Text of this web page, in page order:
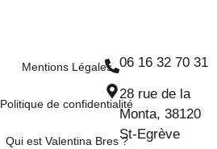
Mentions Légales
Politique de confidentialité
Qui est Valentina Bres ?
06 16 32 70 31
28 rue de la
Monta, 38120
St-Egrève